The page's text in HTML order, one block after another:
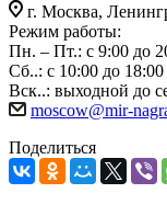
г. Москва,
Режим работы:
Пн. – Пт.: с 9:00 до
Сб..: с 10:00 до 18:00
Вск..: выходной до
moscow@mir-
Поделиться